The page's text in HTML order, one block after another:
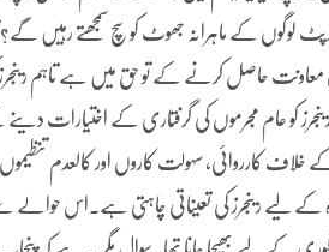
لوگوں کے ماہرانہ جھوٹ کو سچ سمجھتے رہیں
معاونت حاصل کرنے کے تو حق میں ہے تاہم
کو عام مجرموں کی گرفتاری کے
کے خلاف کارروائی، سہولت کاروں اور کالعدم
رینجرز کی تعیناتی چاہتی ہے۔اس حوالے سے